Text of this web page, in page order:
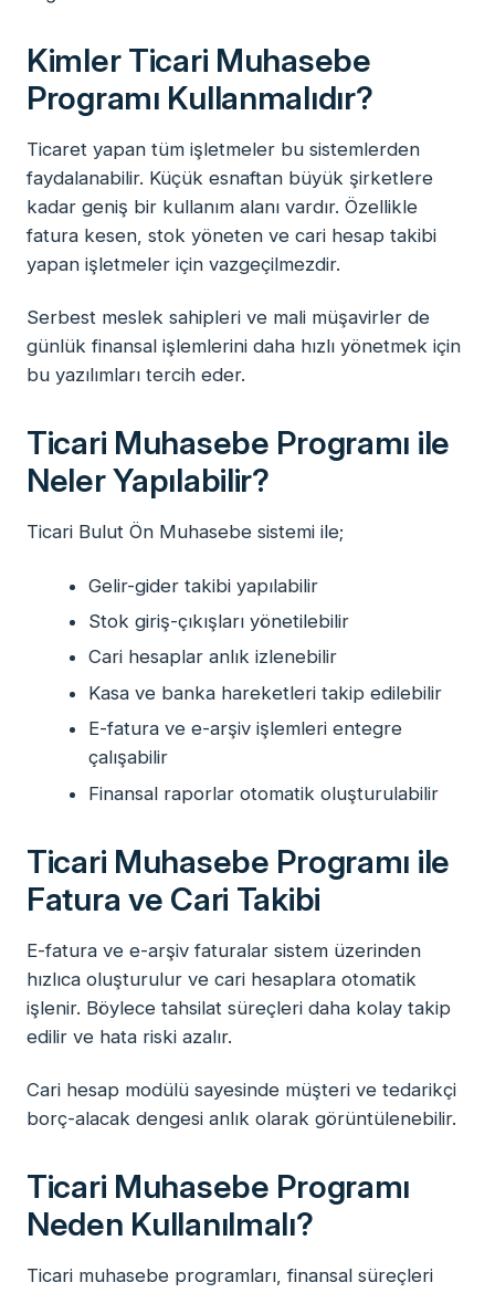
Kimler Ticari Muhasebe
Programı Kullanmalıdır?
Ticaret yapan tüm işletmeler bu sistemlerden
faydalanabilir. Küçük esnaftan büyük şirketlere
kadar geniş bir kullanım alanı vardır. Özellikle
fatura kesen, stok yöneten ve cari hesap takibi
yapan işletmeler için vazgeçilmezdir.
Serbest meslek sahipleri ve mali müşavirler de
günlük finansal işlemlerini daha hızlı yönetmek için
bu yazılımları tercih eder.
Ticari Muhasebe Programı ile
Neler Yapılabilir?
Ticari Bulut Ön Muhasebe sistemi ile;
Gelir-gider takibi yapılabilir
Stok giriş-çıkışları yönetilebilir
Cari hesaplar anlık izlenebilir
Kasa ve banka hareketleri takip edilebilir
E-fatura ve e-arşiv işlemleri entegre
çalışabilir
Finansal raporlar otomatik oluşturulabilir
Ticari Muhasebe Programı ile
Fatura ve Cari Takibi
E-fatura ve e-arşiv faturalar sistem üzerinden
hızlıca oluşturulur ve cari hesaplara otomatik
işlenir. Böylece tahsilat süreçleri daha kolay takip
edilir ve hata riski azalır.
Cari hesap modülü sayesinde müşteri ve tedarikçi
borç-alacak dengesi anlık olarak görüntülenebilir.
Ticari Muhasebe Programı
Neden Kullanılmalı?
Ticari muhasebe programları, finansal süreçleri